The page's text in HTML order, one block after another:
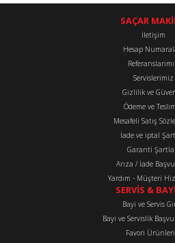
konularda yetersiz gördüğünüz
Görüş ve önerileriniz için teşekkür ederiz.
Ürün resmi kalitesiz, bozuk veya
Ürün bilgilerinde hatalar bulunuyor.
Ürün fiyatı diğer sitelerden daha
Bu ürüne benzer farklı alternatifler
Gönder
SAÇAR
İletişim
Hesap
Servislerimiz
Gizlilik ve
Ödeme ve
Mesafeli Satış
İade ve iptal
Garanti
Arıza / İade
Yardım - Müşteri
SERVİS &
Bayi ve Servis
Bayi ve Servislik
Favori